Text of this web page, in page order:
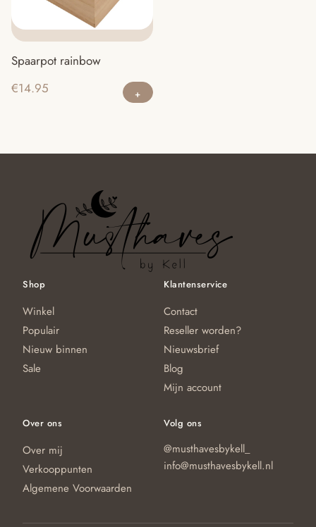
Spaarpot rainbow
€14.95
Shop
Winkel
Populair
Nieuw binnen
Sale
Klantenservice
Contact
Reseller worden?
Nieuwsbrief
Blog
Mijn account
Over ons
Over mij
Verkooppunten
Algemene Voorwaarden
Volg ons
@musthavesbykell_
info@musthavesbykell.nl